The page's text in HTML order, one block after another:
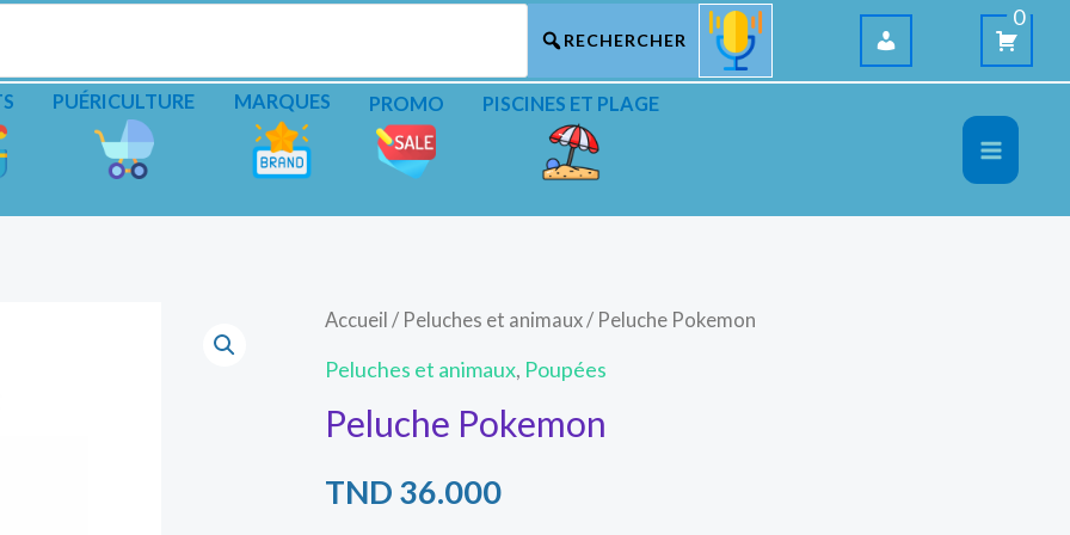
0
PUÉRICULTURE MARQUES PROMO PISCINES ET PLAGE
Accueil / Peluches et animaux/ Peluche Pokemon
Peluches et animaux, Poupées
Peluche Pokemon
TND 36.000